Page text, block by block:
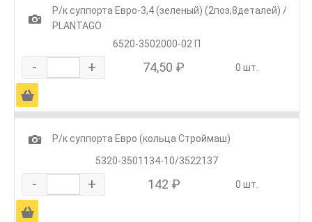
1
Р/к суппорта Евро-3,4 (зеленый) (2поз,8деталей) /
PLANTAGO
6520-3502000-02 П
- + 74,50 ₽ 0 шт.
Ä
1
Р/к суппорта Евро (кольца Строймаш)
5320-3501134-10/3522137
- + 142 ₽ 0 шт.
Ä